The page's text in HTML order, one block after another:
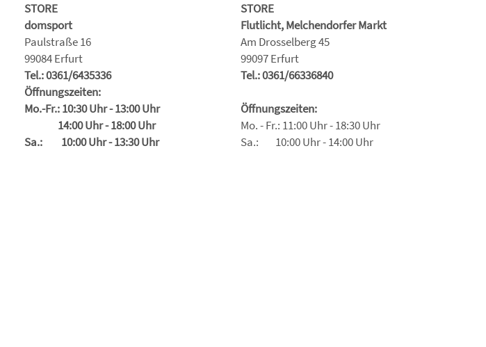
STORE
domsport
Paulstraße 16
99084 Erfurt
Tel.: 0361/6435336
Öffnungszeiten:
Mo.-Fr.: 10:30 Uhr - 13:00 Uhr
14:00 Uhr - 18:00 Uhr
Sa.: 10:00 Uhr - 13:30 Uhr
STORE
Flutlicht, Melchendorfer Markt
Am Drosselberg 45
99097 Erfurt
Tel.: 0361/66336840
Öffnungszeiten:
Mo. - Fr.: 11:00 Uhr - 18:30 Uhr
Sa.: 10:00 Uhr - 14:00 Uhr